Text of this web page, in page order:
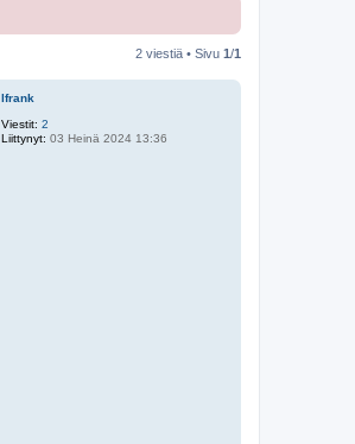
2 viestiä • Sivu 1/1
lfrank
Viestit: 2
Liittynyt: 03 Heinä 2024 13:36